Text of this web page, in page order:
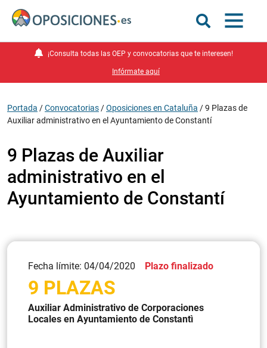
¡Consulta todas las OEP y convocatorias que te interesen!
Infórmate aquí
Portada /Convocatorias /Oposiciones en Cataluña /9 Plazas de
Auxiliar administrativo en el Ayuntamiento de Constantí
9 Plazas de Auxiliar
administrativo en el
Ayuntamiento de Constantí
Fecha límite: 04/04/2020 Plazo finalizado
9 PLAZAS
Auxiliar Administrativo de Corporaciones
Locales en Ayuntamiento de Constantì